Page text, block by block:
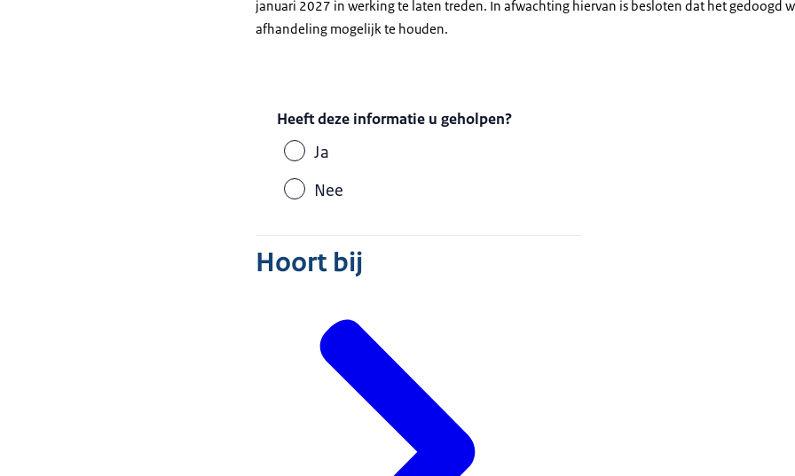
januari 2027 in werking te laten treden. In afwachting hiervan is besloten dat het gedoogd
afhandeling mogelijk te houden.
Heeft deze informatie u geholpen?
Ja
Nee
Hoort bij